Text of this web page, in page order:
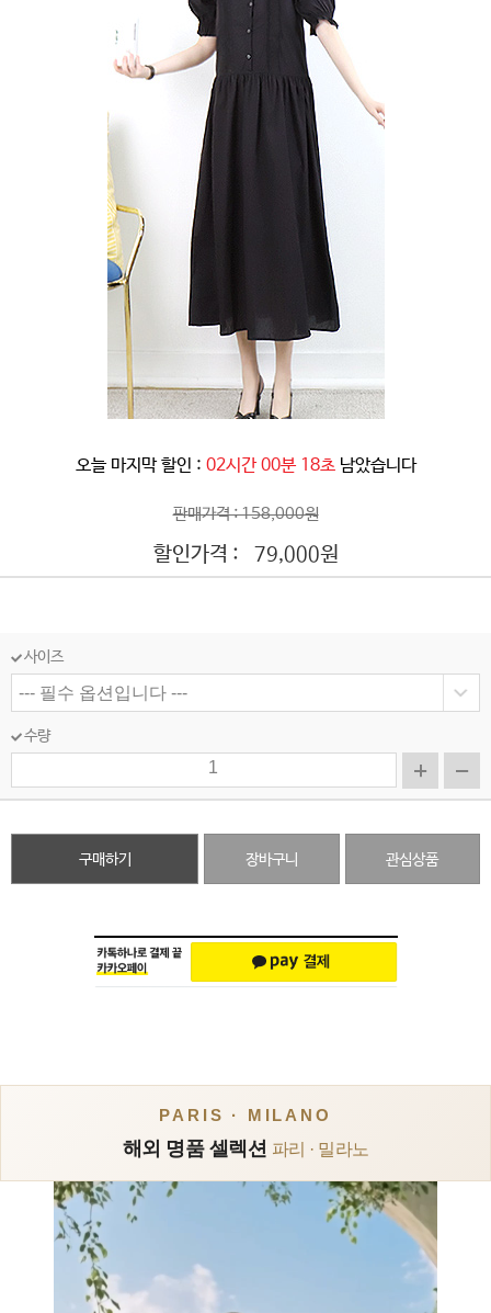
오늘 마지막 할인 : 02시간 00분 16초 남았습니다
판매가격 : 158,000원
할인가격 : 79,000원
사이즈
수량
구매하기 장바구니 관심상품
PARIS · MILANO
해외 명품 셀렉션 파리 · 밀라노